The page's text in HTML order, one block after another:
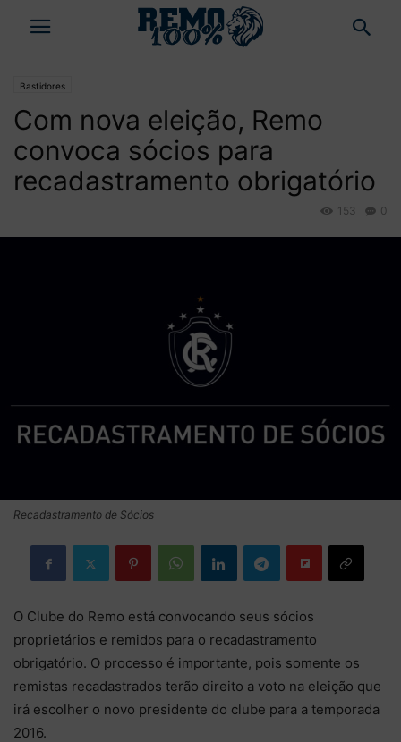
Bastidores
Com nova eleição, Remo
convoca sócios para
recadastramento obrigatório
0
153
Recadastramento de Sócios
O Clube do Remo está convocando seus sócios
proprietários e remidos para o recadastramento
obrigatório. O processo é importante, pois somente os
remistas recadastrados terão direito a voto na eleição que
irá escolher o novo presidente do clube para a temporada
2016.